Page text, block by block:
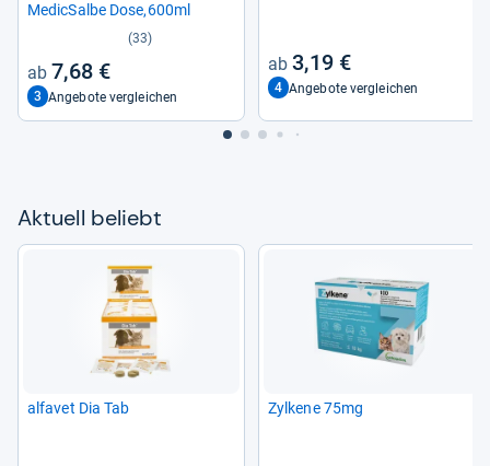
Me­dic­Salbe Dose,600ml
(33)
7,68 €
3 Angebote vergleichen
3,19 €
4 Angebote vergleichen
Aktu­ell beliebt
alfa­vet Dia Tab Zyl­kene 75mg